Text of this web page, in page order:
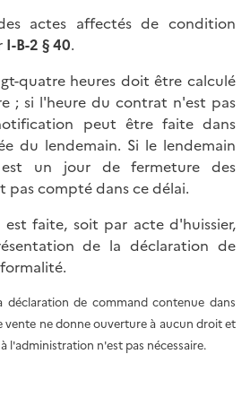
actes affectés de condition
I-B-2 § 40.
quatre heures doit être calculé
; si l'heure du contrat n'est pas
peut être faite dans
du lendemain. Si le lendemain
un jour de fermeture des
pas compté dans ce délai.
faite, soit par acte d'huissier,
de la déclaration de
déclaration de command contenue dans
vente ne donne ouverture à aucun droit et
l'administration n'est pas nécessaire.